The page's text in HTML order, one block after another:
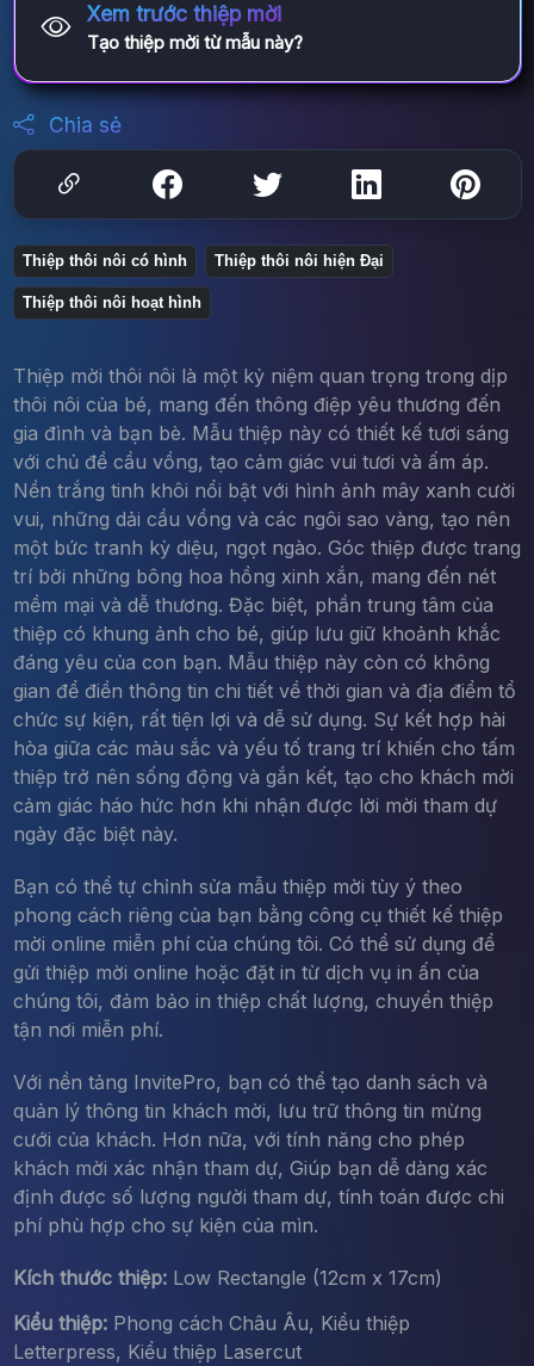
Xem trước thiệp mời
Tạo thiệp mời từ mẫu này?
Chia sẻ
Thiệp thôi nôi có hình Thiệp thôi nôi hiện Đại
Thiệp thôi nôi hoạt hình
Thiệp mời thôi nôi là một kỷ niệm quan trọng trong dịp
thôi nôi của bé, mang đến thông điệp yêu thương đến
gia đình và bạn bè. Mẫu thiệp này có thiết kế tươi sáng
với chủ đề cầu vồng, tạo cảm giác vui tươi và ấm áp.
Nền trắng tinh khôi nổi bật với hình ảnh mây xanh cười
vui, những dải cầu vồng và các ngôi sao vàng, tạo nên
một bức tranh kỳ diệu, ngọt ngào. Góc thiệp được trang
trí bởi những bông hoa hồng xinh xắn, mang đến nét
mềm mại và dễ thương. Đặc biệt, phần trung tâm của
thiệp có khung ảnh cho bé, giúp lưu giữ khoảnh khắc
đáng yêu của con bạn. Mẫu thiệp này còn có không
gian để điền thông tin chi tiết về thời gian và địa điểm tổ
chức sự kiện, rất tiện lợi và dễ sử dụng. Sự kết hợp hài
hòa giữa các màu sắc và yếu tố trang trí khiến cho tấm
thiệp trở nên sống động và gắn kết, tạo cho khách mời
cảm giác háo hức hơn khi nhận được lời mời tham dự
ngày đặc biệt này.
Bạn có thể tự chỉnh sửa mẫu thiệp mời tùy ý theo
phong cách riêng của bạn bằng công cụ thiết kế thiệp
mời online miễn phí của chúng tôi. Có thể sử dụng để
gửi thiệp mời online hoặc đặt in từ dịch vụ in ấn của
chúng tôi, đảm bảo in thiệp chất lượng, chuyển thiệp
tận nơi miễn phí.
Với nền tảng InvitePro, bạn có thể tạo danh sách và
quản lý thông tin khách mời, lưu trữ thông tin mừng
cưới của khách. Hơn nữa, với tính năng cho phép
khách mời xác nhận tham dự, Giúp bạn dễ dàng xác
định được số lượng người tham dự, tính toán được chi
phí phù hợp cho sự kiện của mìn.
Kích thước thiệp:Low Rectangle (12cm x 17cm)
Kiểu thiệp:Phong cách Châu Âu, Kiểu thiệp
Letterpress, Kiểu thiệp Lasercut